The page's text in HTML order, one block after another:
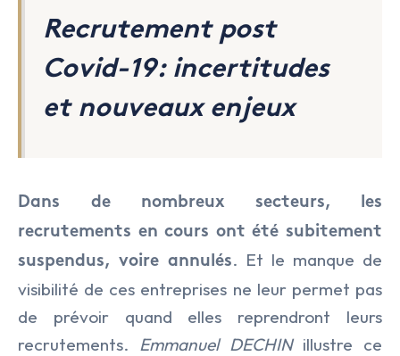
Recrutement post
Covid-19: incertitudes
et nouveaux enjeux
Dans de nombreux secteurs, les
recrutements en cours ont été subitement
suspendus, voire annulés. Et le manque de
visibilité de ces entreprises ne leur permet pas
de prévoir quand elles reprendront leurs
recrutements. Emmanuel DECHINillustre ce
LE CABINET